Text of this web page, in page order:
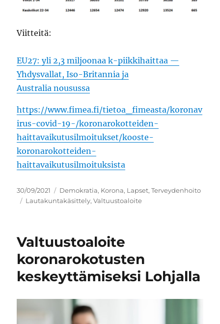
Viitteitä:
EU27: yli 2,3 miljoonaa k-piikkihaittaa —
Yhdysvallat, Iso-Britannia ja
Australia nousussa
https://www.fimea.fi/tietoa_fimeasta/koronav
irus-covid-19-/koronarokotteiden-
haittavaikutusilmoitukset/kooste-
koronarokotteiden-
haittavaikutusilmoituksista
Julkaistu
30/09/2021 Kategoriat
Demokratia, Korona, Lapset,Terveydenhoito
Avainsanat
Lautakuntakäsittely,Valtuustoaloite
Valtuustoaloite
koronarokotusten
keskeyttämiseksi Lohjalla